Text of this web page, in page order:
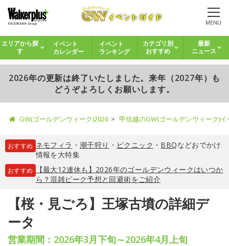
MENU
エリアから探
す
イベント
カレンダー
イベント
ランキング
カテゴリ別
おすすめ
最新
ニュース
2026年の更新は終了いたしました。来年（2027年）も
どうぞよろしくお願いします。
GW(ゴールデンウィーク)2026 甲信越のGW(ゴールデンウィーク)
おすすめ ネモフィラ ・ 潮干狩り ・ ピクニック ・ BBQなどおでかけ
情報を大特集
おすすめ
【最大12連休も】2026年のゴールデンウィークはいつか
ら？混雑ピーク予想と回避術をご紹介
【桜・見ごろ】王塚古墳の詳細デ
ータ
営業期間：2026年3月下旬～2026年4月上旬